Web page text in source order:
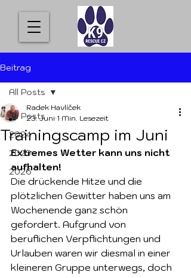
Beitrag
All Posts
2024
2025
2026
All Posts
Trainingscamp im Juni
Radek Havlíček
23. Juni 1 Min. Lesezeit
Extremes Wetter kann uns nicht
aufhalten!
Die drückende Hitze und die
plötzlichen Gewitter haben uns am
Wochenende ganz schön
gefordert. Aufgrund von
beruflichen Verpflichtungen und
Urlauben waren wir diesmal in einer
kleineren Gruppe unterwegs, doch